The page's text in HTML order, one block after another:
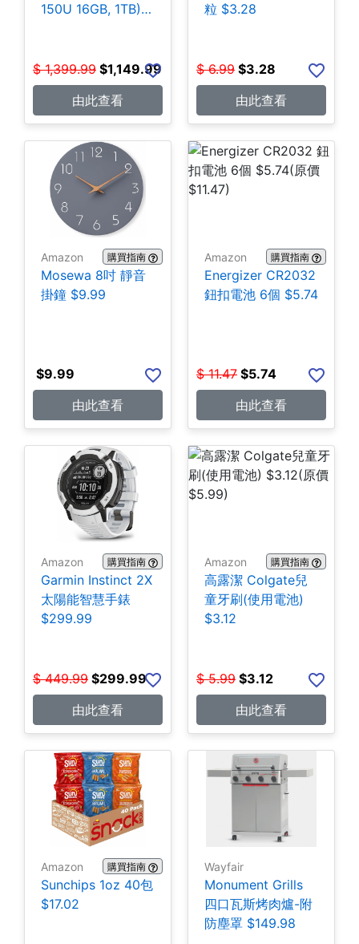
150U 16GB, 1TB)
$ 1,399.99 $1,149.99
由此查看
粒 $3.28
$ 6.99 $3.28
由此查看
Amazon 購買指南
Mosewa 8吋 靜音
掛鐘 $9.99
$9.99
由此查看
Amazon 購買指南
Energizer CR2032
鈕扣電池 6個 $5.74
$ 11.47 $5.74
由此查看
Amazon 購買指南
Garmin Instinct 2X
太陽能智慧手錶
$299.99
$ 449.99 $299.99
由此查看
Amazon 購買指南
高露潔 Colgate兒
童牙刷(使用電池)
$3.12
$ 5.99 $3.12
由此查看
Amazon 購買指南
Sunchips 1oz 40包
$17.02
Wayfair
Monument Grills
四口瓦斯烤肉爐-附
防塵罩 $149.98